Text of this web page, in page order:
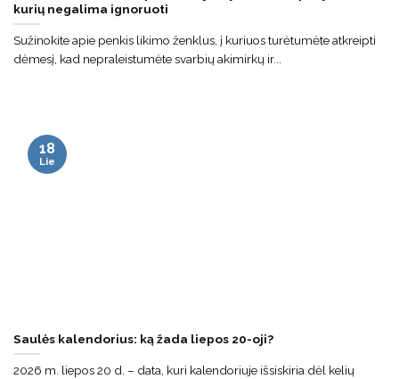
kurių negalima ignoruoti
Sužinokite apie penkis likimo ženklus, į kuriuos turėtumėte atkreipti
dėmesį, kad nepraleistumėte svarbių akimirkų ir...
Saulės kalendorius: ką žada liepos 20-oji?
2026 m. liepos 20 d. – data, kuri kalendoriuje išsiskiria dėl kelių
18
Lie